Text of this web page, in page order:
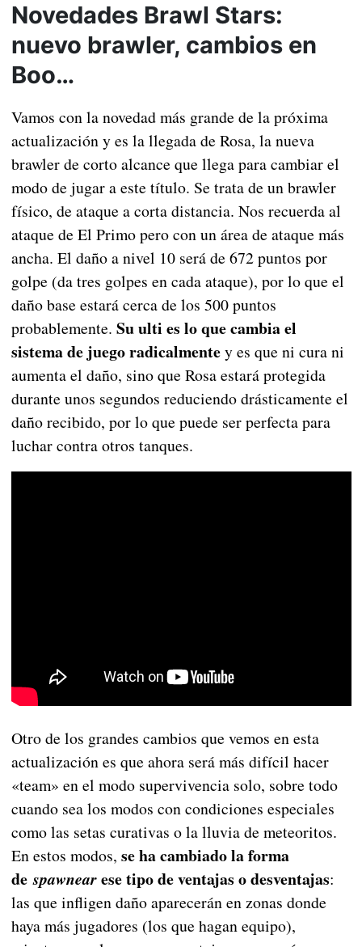
Novedades Brawl Stars:
nuevo brawler, cambios en
Boo…
Vamos con la novedad más grande de la próxima
actualización y es la llegada de Rosa, la nueva
brawler de corto alcance que llega para cambiar el
modo de jugar a este título. Se trata de un brawler
físico, de ataque a corta distancia. Nos recuerda al
ataque de El Primo pero con un área de ataque más
ancha. El daño a nivel 10 será de 672 puntos por
golpe (da tres golpes en cada ataque), por lo que el
daño base estará cerca de los 500 puntos
probablemente. Su ulti es lo que cambia el
sistema de juego radicalmentey es que ni cura ni
aumenta el daño, sino que Rosa estará protegida
durante unos segundos reduciendo drásticamente el
daño recibido, por lo que puede ser perfecta para
luchar contra otros tanques.
Otro de los grandes cambios que vemos en esta
actualización es que ahora será más difícil hacer
«team» en el modo supervivencia solo, sobre todo
cuando sea los modos con condiciones especiales
como las setas curativas o la lluvia de meteoritos.
En estos modos, se ha cambiado la forma
despawnearese tipo de ventajas o desventajas:
las que infligen daño aparecerán en zonas donde
haya más jugadores (los que hagan equipo),